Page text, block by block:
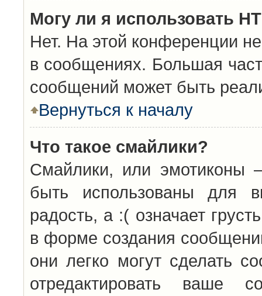
Могу ли я использовать
Нет. На этой конференции
в сообщениях. Большая
сообщений может быть
Вернуться к началу
Что такое смайлики?
Смайлики, или эмотиконы
быть использованы для
радость, а :( означает
в форме создания
они легко могут сделать
отредактировать ваше